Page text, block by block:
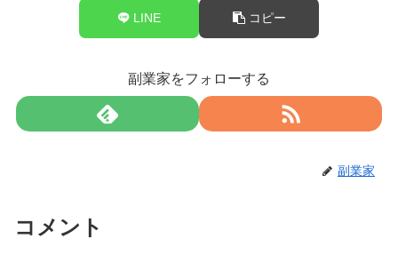
LINE コピー
副業家をフォローする
副業家
コメント